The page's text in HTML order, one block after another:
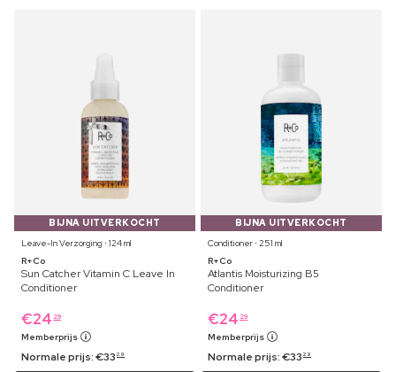
BIJNA UITVERKOCHT
Leave-In Verzorging ⋅ 124 ml
R+Co
Sun Catcher Vitamin C Leave In
Conditioner
€24 29
Memberprijs
Normale prijs:€33 29
BIJNA UITVERKOCHT
Conditioner ⋅ 251 ml
R+Co
Atlantis Moisturizing B5
Conditioner
€24 29
Memberprijs
Normale prijs:€33 29